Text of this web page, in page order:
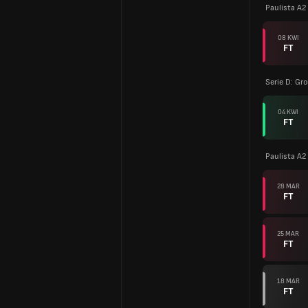
Paulista A2
08 KWI
FT
Serie D:
04 KWI
FT
Paulista A2
28 MAR
FT
25 MAR
FT
18 MAR
FT